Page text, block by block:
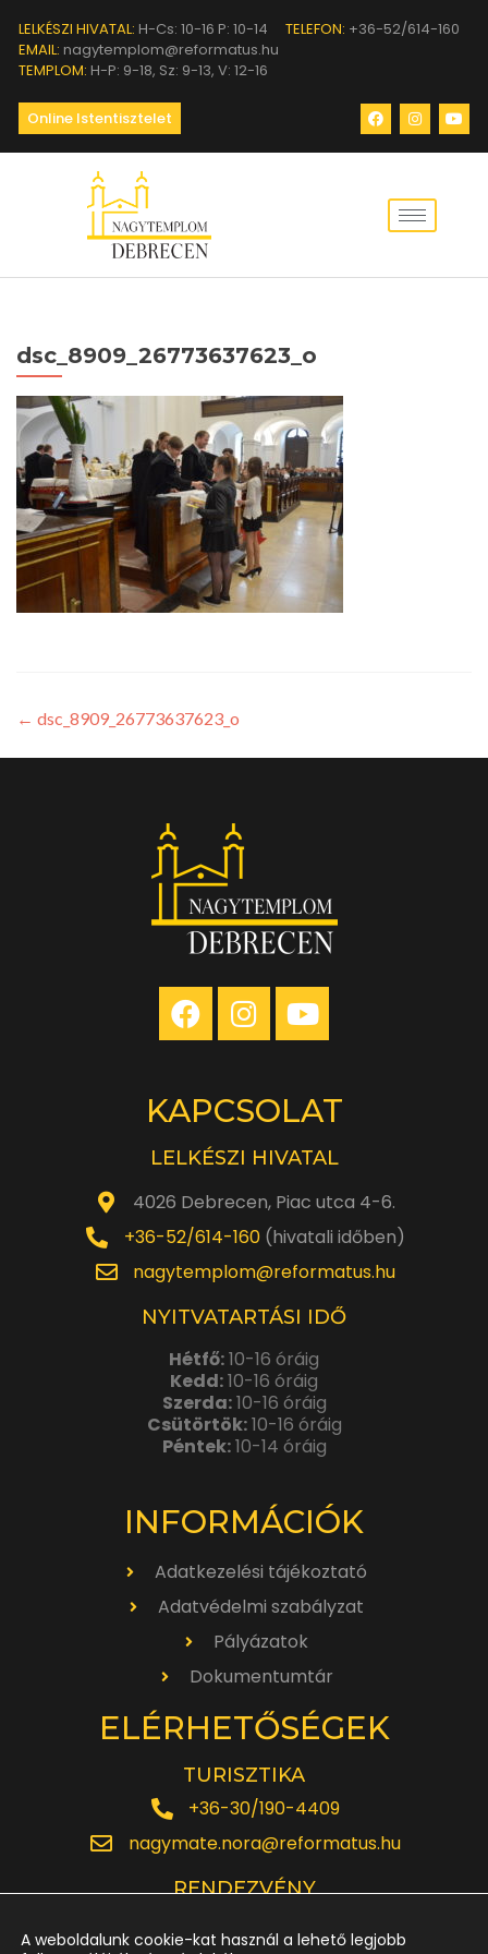
LELKÉSZI HIVATAL: H-Cs: 10-16 P: 10-14 TELEFON: +36-52/614-160
EMAIL: nagytemplom@reformatus.hu
TEMPLOM: H-P: 9-18, Sz: 9-13, V: 12-16
Online Istentisztelet
dsc_8909_26773637623_o
← dsc_8909_26773637623_o
KAPCSOLAT
LELKÉSZI HIVATAL
4026 Debrecen, Piac utca 4-6.
+36-52/614-160(hivatali időben)
nagytemplom@reformatus.hu
NYITVATARTÁSI IDŐ
Hétfő:10-16 óráig
Kedd:10-16 óráig
Szerda:10-16 óráig
Csütörtök:10-16 óráig
Péntek:10-14 óráig
INFORMÁCIÓK
Adatkezelési tájékoztató
Adatvédelmi szabályzat
Pályázatok
Dokumentumtár
ELÉRHETŐSÉGEK
TURISZTIKA
+36-30/190-4409
nagymate.nora@reformatus.hu
RENDEZVÉNY
A weboldalunk cookie-kat használ a lehető legjobb